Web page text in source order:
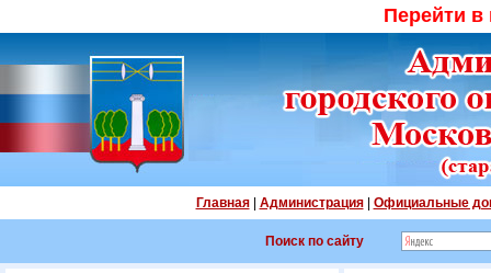
Перейти
Главная| Администрация| Официальные
Поиск по сайту